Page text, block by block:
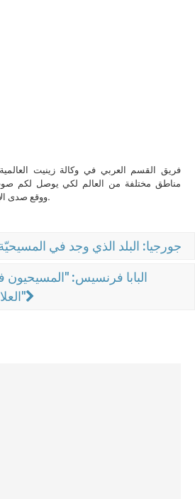
فريق القسم العربي في وكالة زينيت
مناطق مختلفة من العالم لكي يوصل لكم
ووقع صدى الإنجيل الحي.
جورجيا: البلد الذي وجد في
البابا فرنسيس:
العلامة الحسية لرحمة الله"